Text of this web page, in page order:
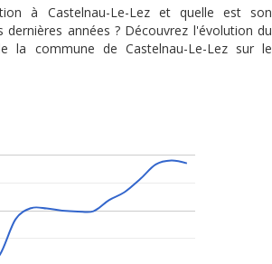
à Castelnau-Le-Lez et quelle est son
années ? Découvrez l'évolution du
la commune de Castelnau-Le-Lez sur le